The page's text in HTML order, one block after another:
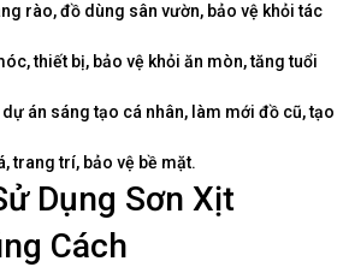
rào, đồ dùng sân vườn, bảo vệ khỏi tác
thiết bị, bảo vệ khỏi ăn mòn, tăng tuổi
dự án sáng tạo cá nhân, làm mới đồ cũ, tạo
trang trí, bảo vệ bề mặt.
Dụng Sơn Xịt
Cách